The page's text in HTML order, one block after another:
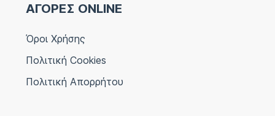
ΑΓΟΡΕΣ ONLINE
Όροι Χρήσης
Πολιτική Cookies
Πολιτική Απορρήτου